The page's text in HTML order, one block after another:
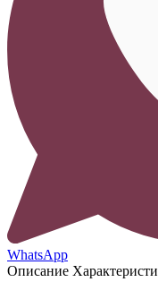
WhatsApp
Описание